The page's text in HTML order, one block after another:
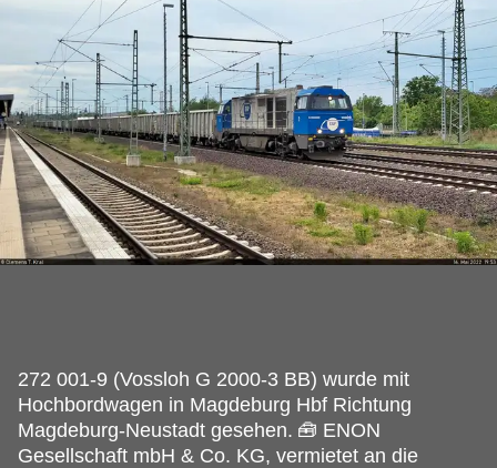
272 001-9 (Vossloh G 2000-3 BB) wurde mit
Hochbordwagen in Magdeburg Hbf Richtung
Magdeburg-Neustadt gesehen. 🧰 ENON
Gesellschaft mbH & Co. KG, vermietet an die